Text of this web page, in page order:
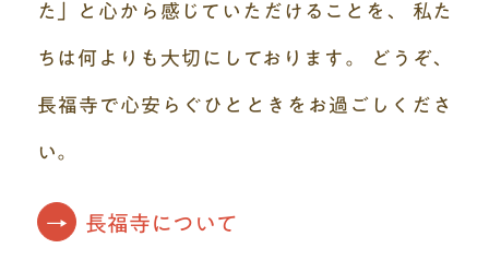
た」と 心から感じていただけることを、 私た
ちは何よりも大切にしております。 どうぞ、
長福寺で心安らぐひとときをお過ごしくださ
い。
長福寺について